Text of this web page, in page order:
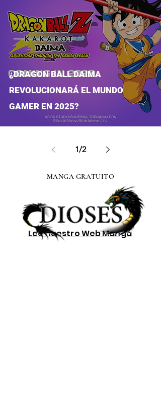
¿DRAGON BALL DAIMA
REVOLUCIONARÁ EL MUNDO
GAMER EN 2025?
1/2
Lee nuestroWeb Manga
MANGA GRATUITO